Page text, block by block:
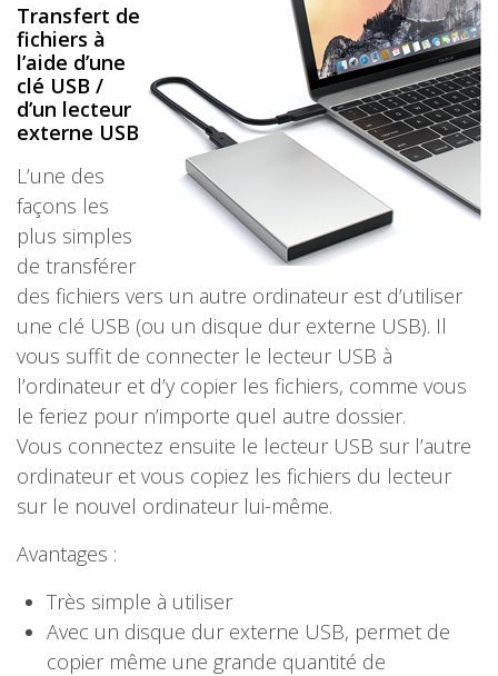
Transfert de
fichiers à
l’aide d’une
clé USB /
d’un lecteur
externe USB
L’une des
façons les
plus simples
de transférer
des fichiers vers un autre ordinateur est d’utiliser
une clé USB (ou un disque dur externe USB). Il
vous suffit de connecter le lecteur USB à
l’ordinateur et d’y copier les fichiers, comme vous
le feriez pour n’importe quel autre dossier.
Vous connectez ensuite le lecteur USB sur l’autre
ordinateur et vous copiez les fichiers du lecteur
sur le nouvel ordinateur lui-même.
Avantages :
Très simple à utiliser
Avec un disque dur externe USB, permet de
copier même une grande quantité de